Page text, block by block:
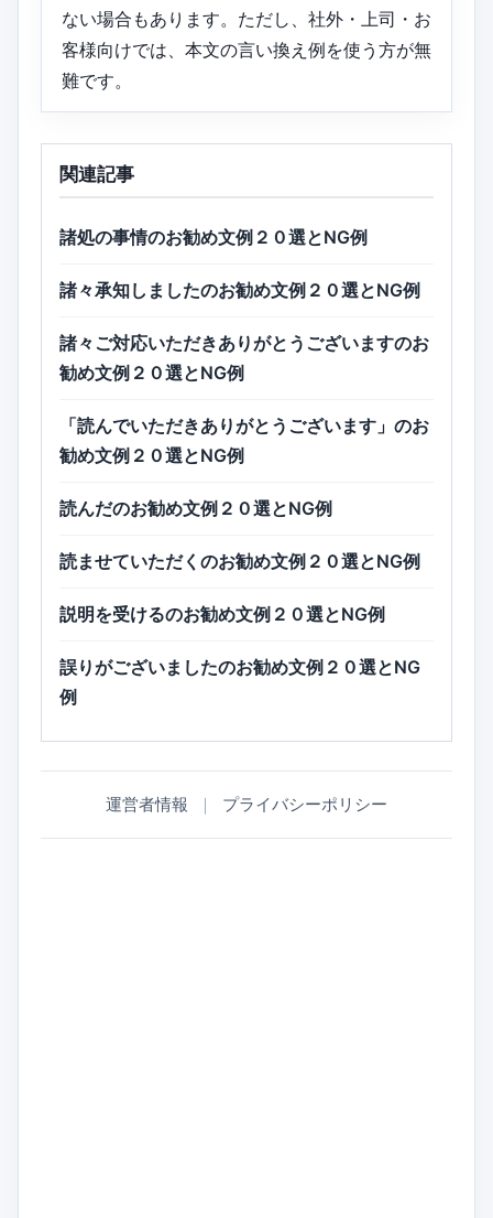
ない場合もあります。ただし、社外・上司・お
客様向けでは、本文の言い換え例を使う方が無
難です。
関連記事
諸処の事情のお勧め文例２０選とNG例
諸々承知しましたのお勧め文例２０選とNG例
諸々ご対応いただきありがとうございますのお
勧め文例２０選とNG例
「読んでいただきありがとうございます」のお
勧め文例２０選とNG例
読んだのお勧め文例２０選とNG例
読ませていただくのお勧め文例２０選とNG例
説明を受けるのお勧め文例２０選とNG例
誤りがございましたのお勧め文例２０選とNG
例
運営者情報 ｜ プライバシーポリシー